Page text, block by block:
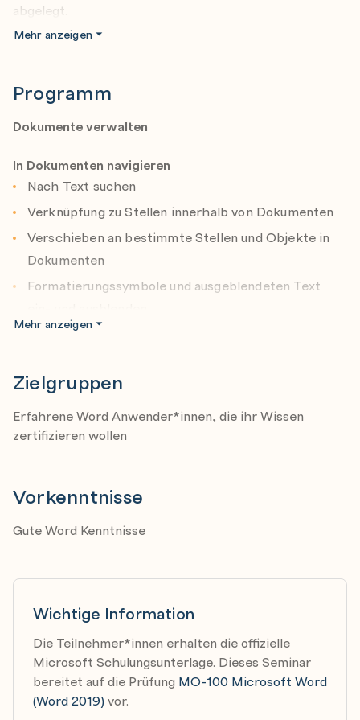
abgelegt.
Dokumente verwalten
Tabellen und Listen verwalten
Referenzen erstellen und verwalten
Grafikelemente einfügen und formatieren
Dokumentzusammenarbeit verwalten
Mehr anzeigen
Programm
Dokumente verwalten
In Dokumenten navigieren
Nach Text suchen
Verknüpfung zu Stellen innerhalb von Dokumenten
Verschieben an bestimmte Stellen und Objekte in
Dokumenten
Formatierungssymbole und ausgeblendeten Text
Einrichten von Dokumenten
Einfügen und ändern von Kopf- und Fußzeilen
Dokumente in alternativen Dateiformaten speichern
Ändern von Druckeinstellungen
Dokumente elektronisch teilen
Dokumente auf Probleme prüfen
Suchen und entfernen von versteckten
Eigenschaften und persönlichen Informationen
Mehr anzeigen
Zielgruppen
Erfahrene Word Anwender*innen, die ihr Wissen
zertifizieren wollen
Vorkenntnisse
Gute Word Kenntnisse
Wichtige Information
Die Teilnehmer*innen erhalten die offizielle
Microsoft Schulungsunterlage. Dieses Seminar
bereitet auf die Prüfung MO-100 Microsoft Word
(Word 2019)vor.